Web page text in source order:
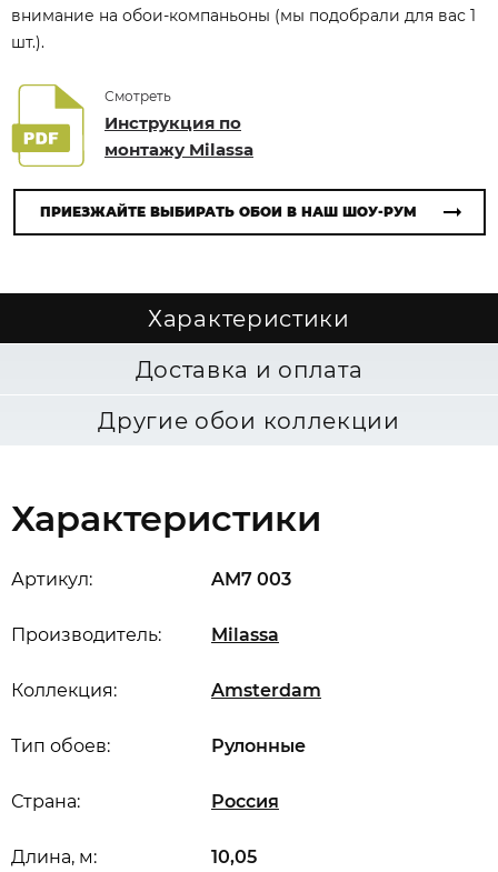
внимание на обои-компаньоны (мы подобрали для вас 1
шт.).
Смотреть
Инструкция по
монтажу Milassa
ПРИЕЗЖАЙТЕ ВЫБИРАТЬ ОБОИ В НАШ ШОУ-РУМ
Характеристики
Доставка и оплата
Другие обои коллекции
Характеристики
Артикул: AM7 003
Производитель: Milassa
Коллекция: Amsterdam
Длина, м: 10,05
Страна: Россия
Тип обоев: Рулонные